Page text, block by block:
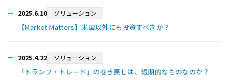
2025.6.10 ソリューション
【Market Matters】米国以外にも投資すべきか？
2025.4.22 ソリューション
「トランプ・トレード」の巻き戻しは、短期的なものなのか？